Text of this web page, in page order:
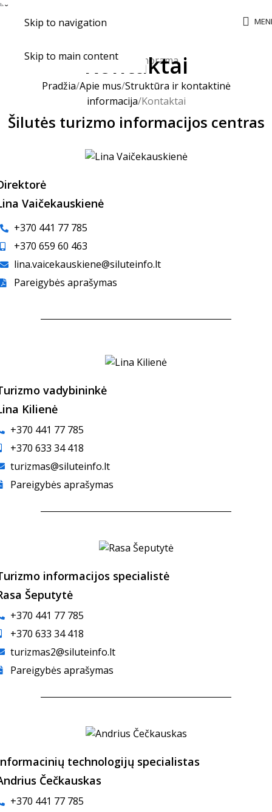
Skip to navigation
Skip to main contentKontaktai
Pradžia Apie mus Struktūra ir kontaktinė
informacija Kontaktai
Šilutės turizmo informacijos centras
Vaičekauskienė
+370 441 77 785
+370 659 60 463
lina.vaicekauskiene@siluteinfo.lt
Pareigybės aprašymas
vadybininkė
Kilienė
+370 441 77 785
+370 633 34 418
turizmas@siluteinfo.lt
Pareigybės aprašymas
informacijos specialistė
Šeputytė
+370 441 77 785
+370 633 34 418
turizmas2@siluteinfo.lt
Pareigybės aprašymas
technologijų specialistas
Čečkauskas
+370 441 77 785